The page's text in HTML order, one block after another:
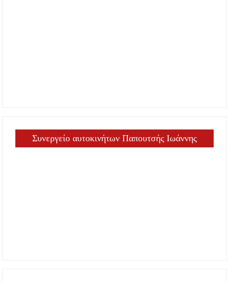
Συνεργείο αυτοκινήτων Παπουτσής Ιωάννης